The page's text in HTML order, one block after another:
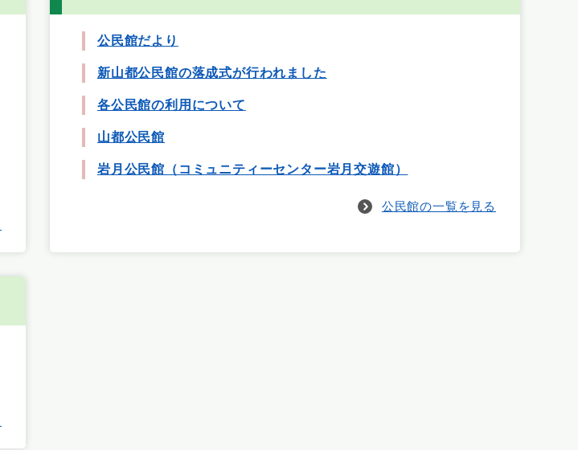
公民館だより
新山都公民館の落成式が行われました
各公民館の利用について
山都公民館
岩月公民館（コミュニティーセンター岩月交遊館）
公民館の一覧を見る